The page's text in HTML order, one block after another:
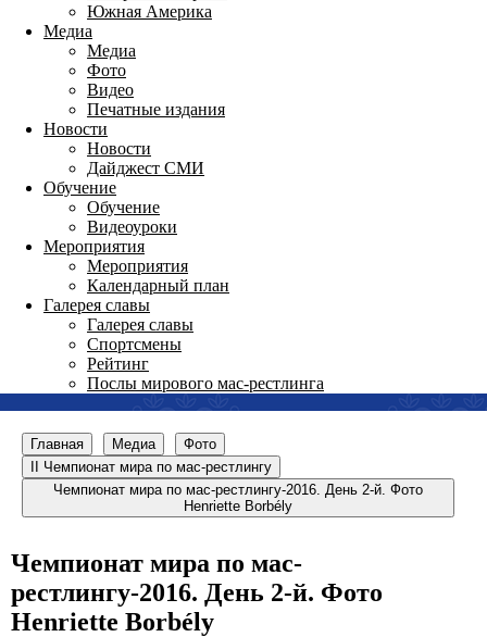
Южная Америка
Медиа
Медиа
Фото
Видео
Печатные издания
Новости
Новости
Дайджест СМИ
Обучение
Обучение
Видеоуроки
Мероприятия
Мероприятия
Календарный план
Галерея славы
Галерея славы
Спортсмены
Рейтинг
Послы мирового мас-рестлинга
Главная Медиа
Фото
II Чемпионат мира по мас-рестлингу
Чемпионат мира по мас-рестлингу-2016. День 2-й. Фото
Henriette Borbély
Чемпионат мира по мас-
рестлингу-2016. День 2-й. Фото
Henriette Borbély